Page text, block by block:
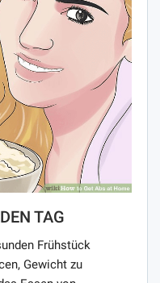
TAG
Frühstück
Gewicht zu